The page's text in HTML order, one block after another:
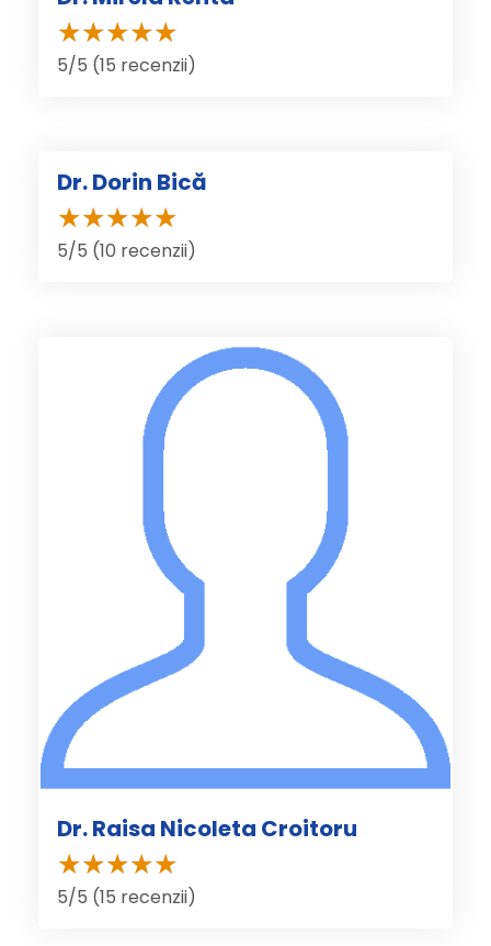
5/5 (15 recenzii)
Dr. Dorin Bică
5/5 (10 recenzii)
Dr. Raisa Nicoleta Croitoru
5/5 (15 recenzii)